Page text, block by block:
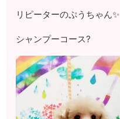
リピーターのぷうちゃん✨
シャンプーコース?